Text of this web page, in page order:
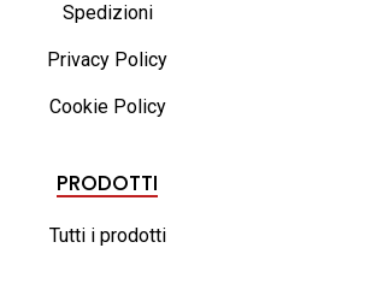
Spedizioni
Privacy Policy
Cookie Policy
PRODOTTI
Tutti i prodotti